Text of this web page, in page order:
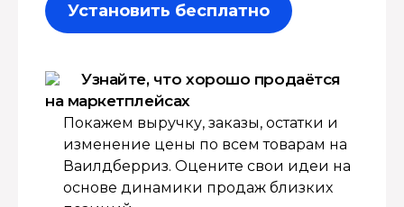
Установить бесплатно
Узнайте, что хорошо продаётся
на маркетплейсах
Покажем выручку, заказы, остатки и
изменение цены по всем товарам на
Ваилдберриз. Оцените свои идеи на
основе динамики продаж близких